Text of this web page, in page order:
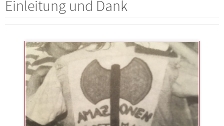
Einleitung und Dank